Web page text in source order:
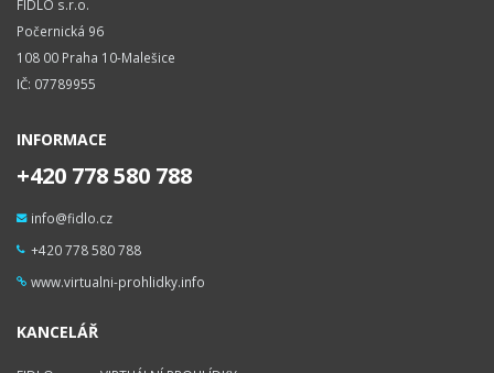
FIDLO s.r.o.
Počernická 96
108 00 Praha 10-Malešice
IČ: 07789955
INFORMACE
+420 778 580 788
info@fidlo.cz
+420 778 580 788
www.virtualni-prohlidky.info
KANCELÁŘ